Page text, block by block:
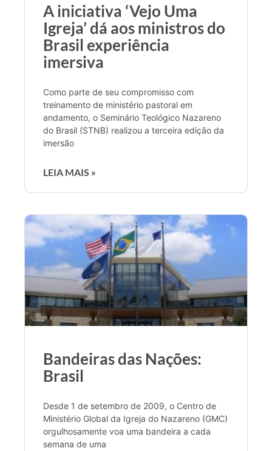
A iniciativa ‘Vejo Uma
Igreja’ dá aos ministros do
Brasil experiência
imersiva
Como parte de seu compromisso com
treinamento de ministério pastoral em
andamento, o Seminário Teológico Nazareno
do Brasil (STNB) realizou a terceira edição da
imersão
LEIA MAIS »
Bandeiras das Nações:
Brasil
Desde 1 de setembro de 2009, o Centro de
Ministério Global da Igreja do Nazareno (GMC)
orgulhosamente voa uma bandeira a cada
semana de uma